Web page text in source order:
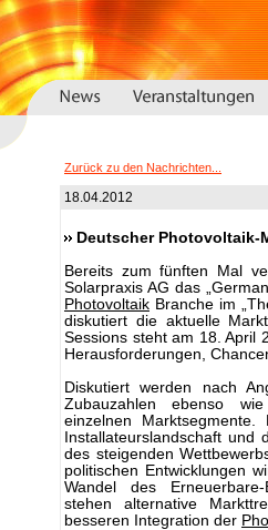
Zurück zu den Nachrichten...
18.04.2012
Deutscher Photovoltaik-
Bereits zum fünften Mal
Solarpraxis AG das
Photovoltaik Branche im
diskutiert die aktuelle
Sessions steht am 18. April
Herausforderungen,
Diskutiert werden nach
Zubauzahlen ebenso
einzelnen
Installateurslandschaft und
des steigenden
politischen Entwicklungen
Wandel des
stehen alternative
besseren Integration der